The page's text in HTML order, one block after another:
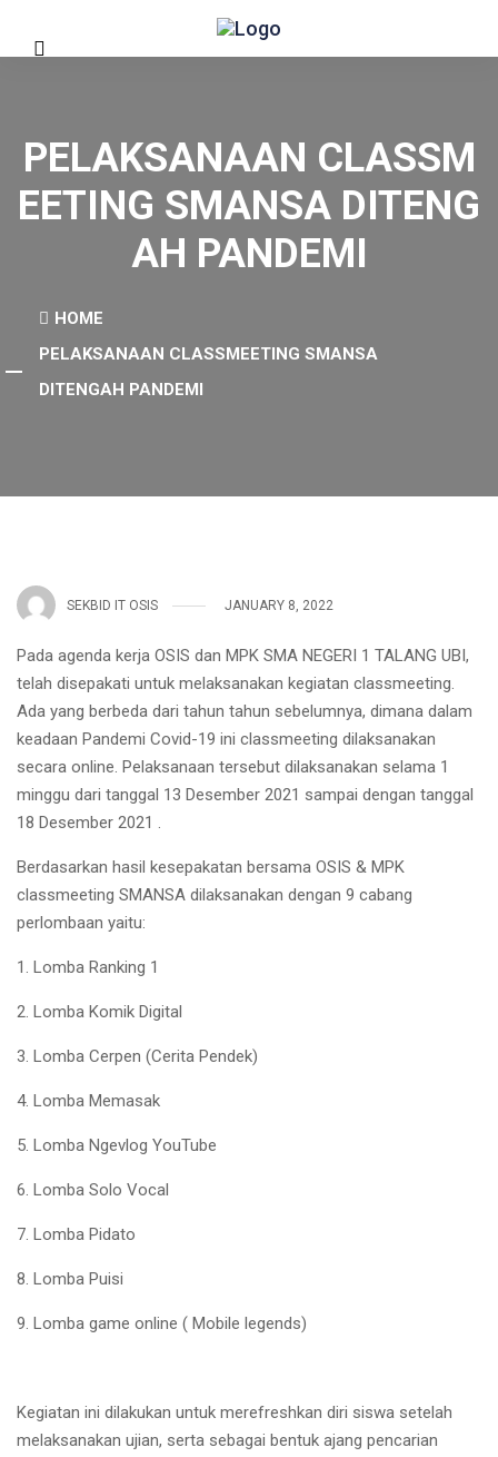
PELAKSANAAN CLASSM
EETING SMANSA DITENG
AH PANDEMI
HOME
PELAKSANAAN CLASSMEETING SMANSA
DITENGAH PANDEMI
SEKBID IT OSIS JANUARY 8, 2022
Pada agenda kerja OSIS dan MPK SMA NEGERI 1 TALANG UBI,
telah disepakati untuk melaksanakan kegiatan classmeeting.
Ada yang berbeda dari tahun tahun sebelumnya, dimana dalam
keadaan Pandemi Covid-19 ini classmeeting dilaksanakan
secara online. Pelaksanaan tersebut dilaksanakan selama 1
minggu dari tanggal 13 Desember 2021 sampai dengan tanggal
18 Desember 2021 .
Berdasarkan hasil kesepakatan bersama OSIS & MPK
classmeeting SMANSA dilaksanakan dengan 9 cabang
perlombaan yaitu:
1. Lomba Ranking 1
2. Lomba Komik Digital
3. Lomba Cerpen (Cerita Pendek)
4. Lomba Memasak
5. Lomba Ngevlog YouTube
6. Lomba Solo Vocal
7. Lomba Pidato
8. Lomba Puisi
9. Lomba game online ( Mobile legends)
Kegiatan ini dilakukan untuk merefreshkan diri siswa setelah
melaksanakan ujian, serta sebagai bentuk ajang pencarian